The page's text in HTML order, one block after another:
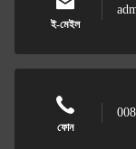
ই-মেইল
ফোন